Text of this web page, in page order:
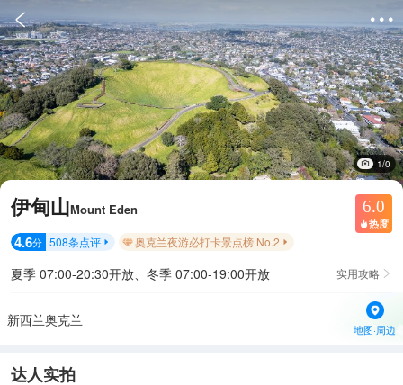
 
1/0
伊甸山Mount Eden 6.0
 热度
4.6分 508条点评  奥克兰夜游必打卡景点榜 No.2 
夏季 07:00-20:30开放、冬季 07:00-19:00开放 实用攻略 
新西兰奥克兰
地图·周边
达人实拍